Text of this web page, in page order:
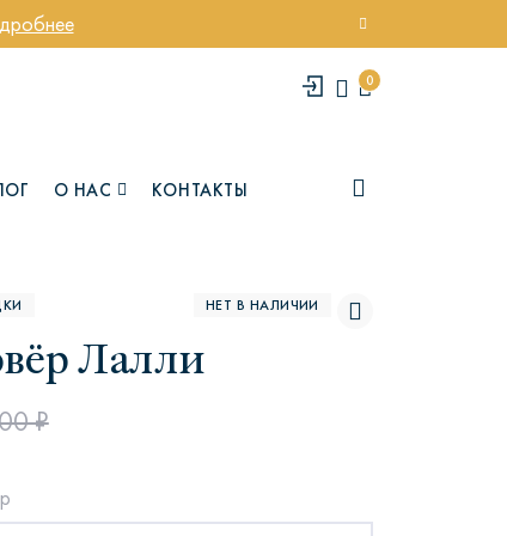
0
О НАС КОНТАКТЫ
НЕТ В НАЛИЧИИ
Лалли
₽